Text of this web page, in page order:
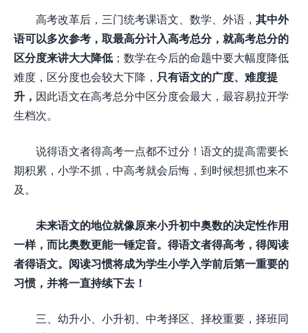
高考改革后，三门统考课语文、数学、外语， 其中外
语可以多次参考，取最高分计入高考总分，就高考总分的
区分度来讲大大降低 ；数学在今后的命题中要大幅度降低
难度，区分度也会较大下降， 只有语文的广度、难度提
升， 因此语文在高考总分中区分度会最大，最容易拉开学
生档次。
说得语文者得高考一点都不过分！语文的提高需要长
期积累，小学不抓，中高考就会后悔，到时候想抓也来不
及。
未来语文的地位就像原来小升初中奥数的决定性作用
一样，而比奥数更能一锤定音。得语文者得高考，得阅读
者得语文。阅读习惯将成为学生小学入学前后第一重要的
习惯，并将一直持续下去！
三、幼升小、小升初、中考择区、择校重要，择班同